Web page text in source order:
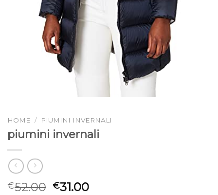
HOME / PIUMINI INVERNALI
piumini invernali
€52.00 €31.00